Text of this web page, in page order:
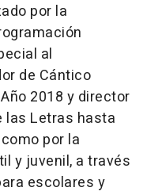
por la
al
de Cántico
2018 y director
las Letras hasta
por la
y juvenil, a través
escolares y